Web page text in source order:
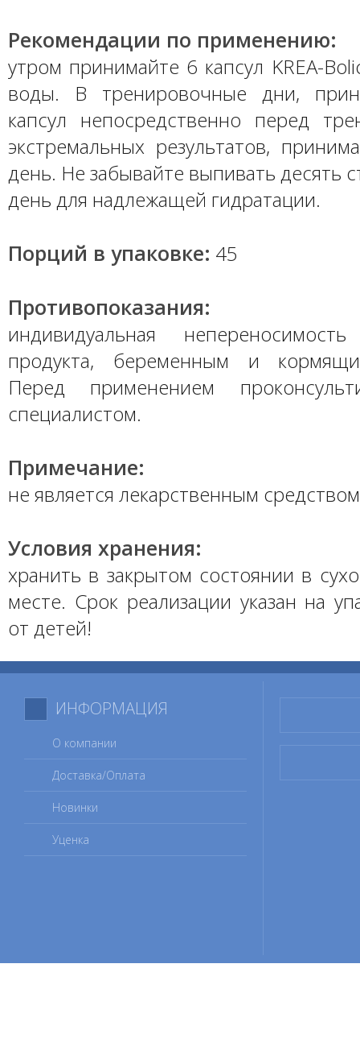
Рекомендации по применению:
утром принимайте 6 капсул KREA-
воды. В тренировочные дни,
капсул непосредственно перед
экстремальных результатов,
день. Не забывайте выпивать десять
день для надлежащей гидратации.
Порций в упаковке: 45
Противопоказания:
индивидуальная
продукта, беременным и
Перед применением
специалистом.
Примечание:
не является лекарственным
Условия хранения:
хранить в закрытом состоянии в
месте. Срок реализации указан на
от детей!
ИНФОРМАЦИЯ
О компании
Доставка/Оплата
Новинки
Уценка